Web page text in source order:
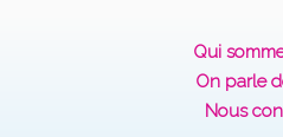
Qui
On parle
Nous